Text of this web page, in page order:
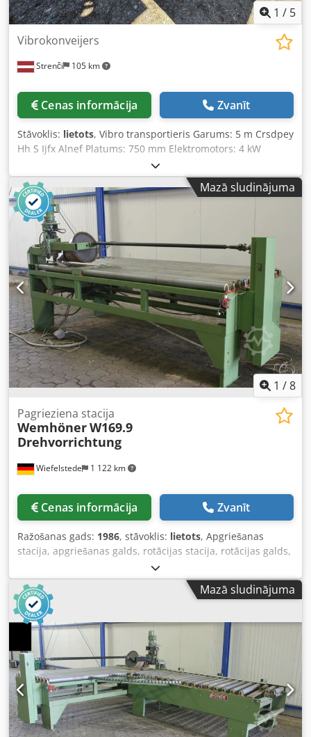
1 / 5
Strenči 105 km
Vibrokonveijers
Cenas informācija Zvanīt
Stāvoklis: lietots, Vibro transportieris Garums: 5 m Crsdpey
Hh S Ijfx Alnef Platums: 750 mm Elektromotors: 4 kW
Mazā sludinājuma
1 /8
Wiefelstede 1 122 km
Pagrieziena stacija
WemhönerW169.9
Drehvorrichtung
Cenas informācija Zvanīt
Ražošanas gads: 1986, stāvoklis: lietots, Apgriešanas
stacija, apgriešanas galds, rotācijas stacija, rotācijas galds,
transportēšanas sistēma, rullīšu konveijers — paredzēts:
malu līmēšanas automātam, malu līmēšanas mašīnai,
malu līmētājam — Apgriešanas stacija: sagatavju
pagriešanai — Rullīšu konveijers: plats — Rullīšu platums:
2900 mm — Konveijera garums: 1500 mm — Rotējošās
galvas rullis: gumijots — Citi rullīšu konveijeri pieejami par
papildu samaksu — Transportēšanas izmēri:
1500/3850/A1950 mm — Svars: 969 kg Cjdpfx Asb R
Adcjlnsrf
Mazā sludinājuma